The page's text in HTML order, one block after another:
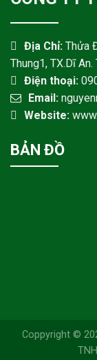
Địa Chỉ: Thửa
Thung1, TX.Dĩ
Điện thoại:
Email:
Website:
BẢN ĐỒ
Coppyright ©